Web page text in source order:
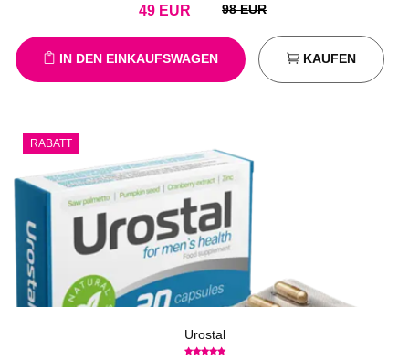
EUR
49 98 EUR
IN DEN EINKAUFSWAGEN KAUFEN
RABATT
Urostal